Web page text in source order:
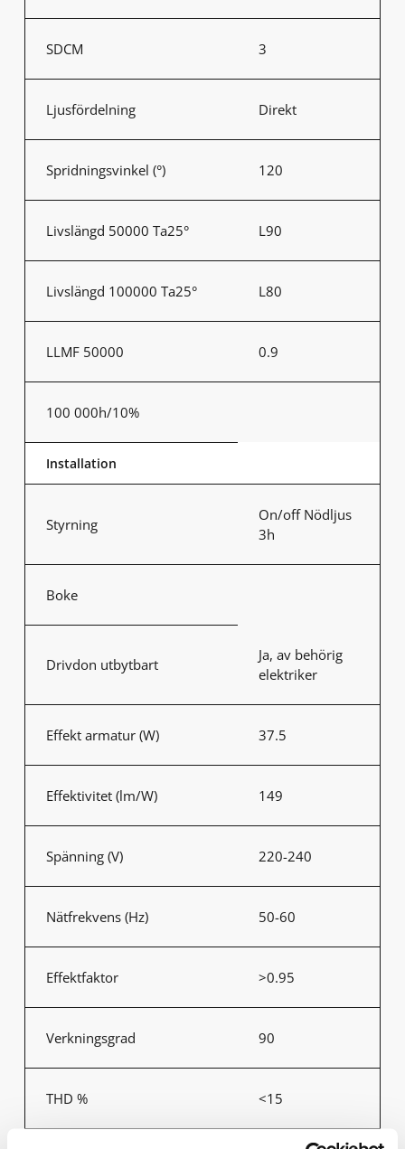
SDCM 3
Ljusfördelning Direkt
Spridningsvinkel (°) 120
Livslängd 50000 Ta25° L90
Livslängd 100000 Ta25° L80
LLMF 50000 0.9
100 000h/10%
Installation
Styrning
On/off Nödljus
3h
Boke
Drivdon utbytbart
Ja, av behörig
elektriker
Effekt armatur (W) 37.5
Effektivitet (lm/W) 149
Spänning (V) 220-240
Nätfrekvens (Hz) 50-60
Effektfaktor >0.95
Verkningsgrad 90
THD % <15